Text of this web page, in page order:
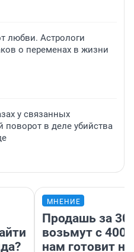
любви. Астрологи
о переменах в жизни
у связанных
поворот в деле убийства
МНЕНИЕ
Продашь за
возьмут с
нам готовит